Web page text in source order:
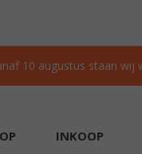
10 augustus staan wij
INKOOP